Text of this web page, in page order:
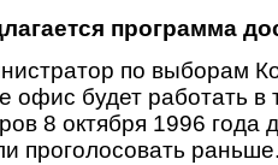
программа
по выборам
офис будет работать
8 октября 1996 года
проголосовать